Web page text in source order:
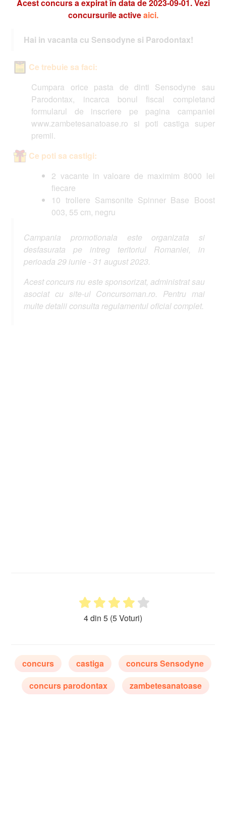
Acest concurs a expirat în data de 2023-09-01. Vezi
concursurile activeaici.
Hai in vacanta cu Sensodyne si Parodontax!
Ce trebuie sa faci:
Cumpara orice pasta de dinti Sensodyne sau
Parodontax, incarca bonul fiscal completand
formularul de inscriere pe pagina campaniei
www.zambetesanatoase.ro si poti castiga super
premii.
Ce poti sa castigi:
2 vacante in valoare de maximim 8000 lei
fiecare
10 trollere Samsonite Spinner Base Boost
003, 55 cm, negru
Campania promotionala este organizata si
desfasurata pe intreg teritoriul Romaniei, in
perioada 29 iunie - 31 august 2023.
Acest concurs nu este sponsorizat, administrat sau
asociat cu site-ul Concursoman.ro. Pentru mai
multe detalii consulta regulamentul oficial complet.
4 din 5(5 Voturi)
concurs castiga
concurs Sensodyne
concurs parodontax
zambetesanatoase